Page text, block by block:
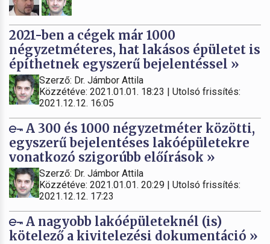
2021-ben a cégek már 1000
négyzetméteres, hat lakásos épületet is
építhetnek egyszerű bejelentéssel »
Szerző: Dr. Jámbor Attila
Közzétéve: 2021.01.01. 18:23 | Utolsó frissítés:
2021.12.12. 16:05
A 300 és 1000 négyzetméter közötti,
egyszerű bejelentéses lakóépületekre
vonatkozó szigorúbb előírások »
Szerző: Dr. Jámbor Attila
Közzétéve: 2021.01.01. 20:29 | Utolsó frissítés:
2021.12.12. 17:23
A nagyobb lakóépületeknél (is)
kötelező a kivitelezési dokumentáció »